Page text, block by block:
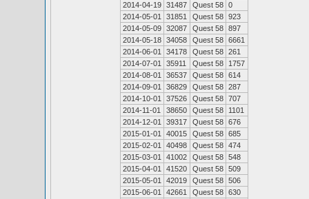
2014-04-19 31487 Quest 58 0
2014-05-01
31851 Quest 58 923
2014-05-09 32087 Quest 58 897
2014-05-18 34058 Quest 58 6661
2014-06-01
34178 Quest 58 261
2014-07-01
35911 Quest 58
1757
2014-08-01
36537 Quest 58 614
2014-09-01
36829 Quest 58 287
2014-10-01
37526 Quest 58 707
2014-11-01
38650 Quest 58
1101
2014-12-01
39317 Quest 58 676
2015-01-01
40015 Quest 58 685
2015-02-01
40498 Quest 58 474
2015-03-01
41002 Quest 58 548
2015-04-01
41520 Quest 58 509
2015-05-01
42019 Quest 58 506
2015-06-01
42661 Quest 58 630